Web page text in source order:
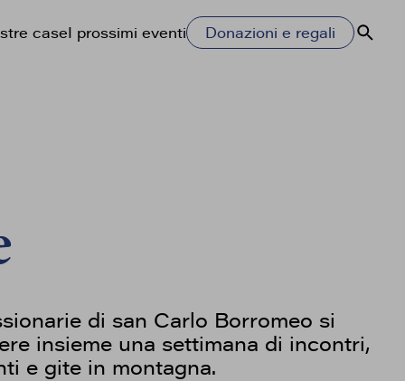
caseI prossimi eventi Donazioni e regali Cerca
di san Carlo Borromeo si
insieme una settimana di incontri,
e gite in montagna.